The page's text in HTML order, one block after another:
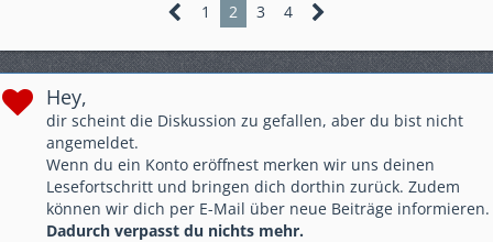
1 2 3 4
Hey,
dir scheint die Diskussion zu gefallen, aber du bist nicht
angemeldet.
Wenn du ein Konto eröffnest merken wir uns deinen
Lesefortschritt und bringen dich dorthin zurück. Zudem
können wir dich per E-Mail über neue Beiträge informieren.
Dadurch verpasst du nichts mehr.